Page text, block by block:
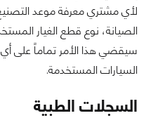
لأي مشتري معرفة موعد
الصيانة، نوع قطع الغيار
سيقضي هذا الأمر تماماً على
السيارات المستخدمة.
السجلات الطبية